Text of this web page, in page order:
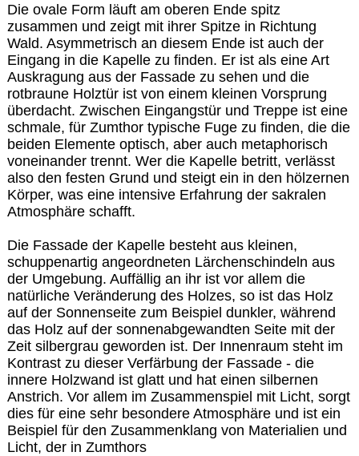
Die ovale Form läuft am oberen Ende spitz
zusammen und zeigt mit ihrer Spitze in Richtung
Wald. Asymmetrisch an diesem Ende ist auch der
Eingang in die Kapelle zu finden. Er ist als eine Art
Auskragung aus der Fassade zu sehen und die
rotbraune Holztür ist von einem kleinen Vorsprung
überdacht. Zwischen Eingangstür und Treppe ist eine
schmale, für Zumthor typische Fuge zu finden, die die
beiden Elemente optisch, aber auch metaphorisch
voneinander trennt. Wer die Kapelle betritt, verlässt
also den festen Grund und steigt ein in den hölzernen
Körper, was eine intensive Erfahrung der sakralen
Atmosphäre schafft.
Die Fassade der Kapelle besteht aus kleinen,
schuppenartig angeordneten Lärchenschindeln aus
der Umgebung. Auffällig an ihr ist vor allem die
natürliche Veränderung des Holzes, so ist das Holz
auf der Sonnenseite zum Beispiel dunkler, während
das Holz auf der sonnenabgewandten Seite mit der
Zeit silbergrau geworden ist. Der Innenraum steht im
Kontrast zu dieser Verfärbung der Fassade - die
innere Holzwand ist glatt und hat einen silbernen
Anstrich. Vor allem im Zusammenspiel mit Licht, sorgt
dies für eine sehr besondere Atmosphäre und ist ein
Beispiel für den Zusammenklang von Materialien und
Licht, der in Zumthors